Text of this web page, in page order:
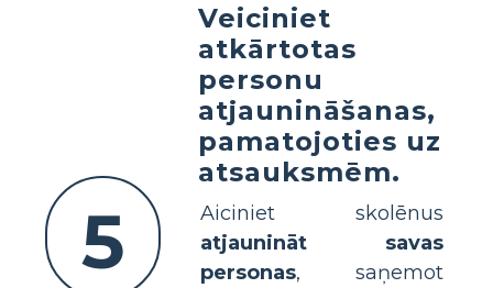
5
Veiciniet
atkārtotas
personu
atjaunināšanas,
pamatojoties uz
atsauksmēm.
Aiciniet skolēnus
atjaunināt savas
personas, saņemot